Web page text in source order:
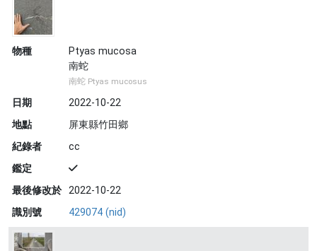
物種
Ptyas mucosa
南蛇
南蛇 Ptyas mucosus
日期
2022-10-22
地點
屏東縣竹田鄉
紀錄者
cc
鑑定
最後修改於 2022-10-22
識別號
429074 (nid)